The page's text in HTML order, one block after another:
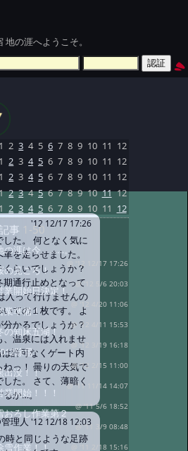
の涯へようこそ。
'12 12/17 17:26
た。 何となく気に
を走らせました。
らいでしょうか？
通行止めとなって
入って行けませんの
ての１枚です。 よ
かるでしょうか？
温泉には入れませ
許可なくゲート内
っ！ 曇りの天気で
た。 さて、薄暗く
るか…。
理人 '12 12/18 12:03
時と同じような足跡
1 2 3 4 5 6 7 8 9 10 11 12
1 2 3 4 5 6 7 8 9 10 11 12
1 2 3 4 5 6 7 8 9 10 11 12
2 3 4 5 6 7 8 9 10 11 12
1 2 3 4 5 6 7 8 9 10 11 12
事 1-50
の涯は今、……。
@ '12 12/17 17:26
の見ごろ！
@ '12 5/6 20:03
業開始日決定！
@ '12 4/20 11:06
業準備！
@ '12 4/11 15:53
の知床五湖！
@ '12 3/19 16:18
除雪
@ '12 2/15 11:00
出没！！
@ '11 11/14 14:07
業開始！！！
@ '11 5/6 18:52
おろし作業第２
@ '11 3/9 08:48
雪作業！！ @ '11 2/18 15:16